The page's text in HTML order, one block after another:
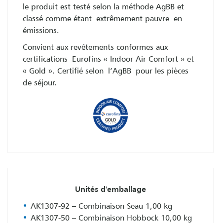
le produit est testé selon la méthode AgBB et
classé comme étant extrêmement pauvre en
émissions.
Convient aux revêtements conformes aux
certifications Eurofins « Indoor Air Comfort » et
« Gold ». Certifié selon l’AgBB pour les pièces
de séjour.
Unités d'emballage
AK1307-92 – Combinaison Seau 1,00 kg
AK1307-50 – Combinaison Hobbock 10,00 kg